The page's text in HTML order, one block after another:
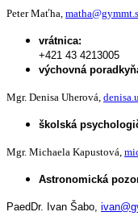
Peter Maťha,
vrátnica:
+421 43 4213005
výchovná
Mgr. Denisa Uherová,
školská
Mgr. Michaela Kapustová,
Astronomická
PaedDr. Ivan Šabo,